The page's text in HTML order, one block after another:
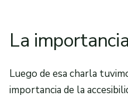
La
Luego de esa charla
importancia de la